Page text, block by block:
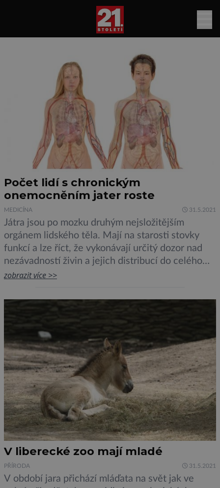
Počet lidí s chronickým
onemocněním jater roste
MEDICÍNA 31.5.2021
Játra jsou po mozku druhým nejsložitějším
orgánem lidského těla. Mají na starosti stovky
funkcí a lze říct, že vykonávají určitý dozor nad
nezávadností živin a jejich distribucí do celého
těla. Jsou jakýmsi filtrem, přes nějž procházejí
rizikových faktorů, který je dokáže trvale
zobrazit více >>
V liberecké zoo mají mladé
PŘÍRODA 31.5.2021
V období jara přichází mláďata na svět jak ve